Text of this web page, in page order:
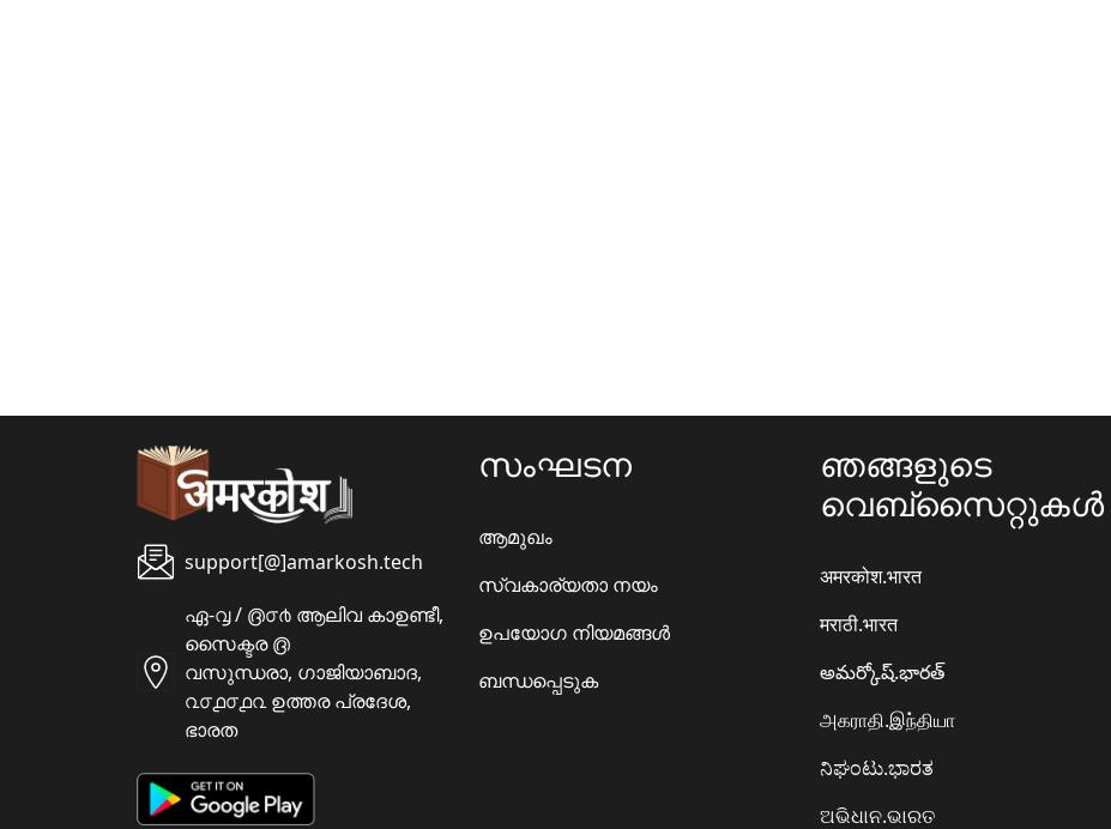
support[@]amarkosh.tech
ഏ-൮ / ൫൦൪ ആലിവ കാഉണ്ടീ,
സൈക്ടര ൫
വസുന്ധരാ, ഗാജിയാബാദ,
൨൦൧൦൧൨ ഉത്തര പ്രദേശ,
ഭാരത
സംഘടന
ആമുഖം
സ്വകാര്യതാ നയം
ഉപയോഗ നിയമങ്ങൾ
ബന്ധപ്പെടുക
ഞങ്ങളുടെ
വെബ്സൈറ്റുകൾ
अमरकोश.भारत
मराठी.भारत
అమర్కోష్.భారత్
அகராதி.இந்தியா
ನಿಘಂಟು.ಭಾರತ
ଅଭିଧାନ.ଭାରତ